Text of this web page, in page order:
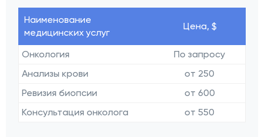
Наименование
медицинских услуг
Цена, $
Онкология
По запросу
Анализы крови
от 250
Ревизия биопсии
от 600
Консультация онколога
от 550